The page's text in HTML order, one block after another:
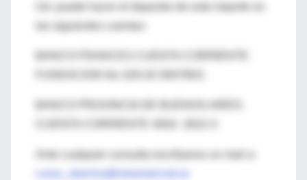
Ud. puede hacer el deposito de este importe en
las siguientes cuentas: